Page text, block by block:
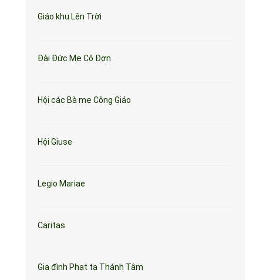
Giáo khu Lên Trời
Đài Đức Mẹ Cô Đơn
Hội các Bà mẹ Công Giáo
Hội Giuse
Legio Mariae
Caritas
Gia đình Phạt tạ Thánh Tâm